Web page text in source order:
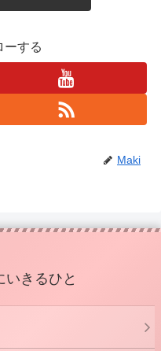
ーする
Maki
いきるひと